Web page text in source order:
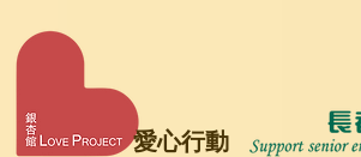
愛心行動